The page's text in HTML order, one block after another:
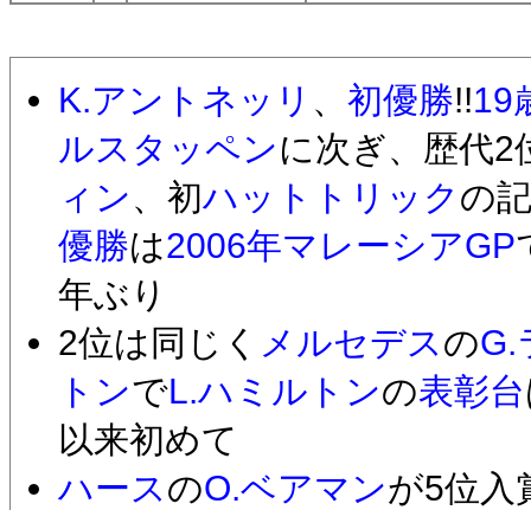
K.アントネッリ 、 初優勝!!19
ルスタッペンに次ぎ、歴代2
ィン、初ハットトリック の
優勝は2006年マレーシアGP
年ぶり
2位は同じく メルセデスのG.
トンでL.ハミルトンの表彰台
以来初めて
ハースのO.ベアマンが5位入